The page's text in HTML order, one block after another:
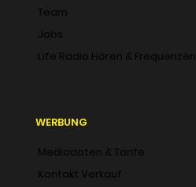
Team
Jobs
Life Radio Hören & Frequenzen
WERBUNG
Mediadaten & Tarife
Kontakt Verkauf